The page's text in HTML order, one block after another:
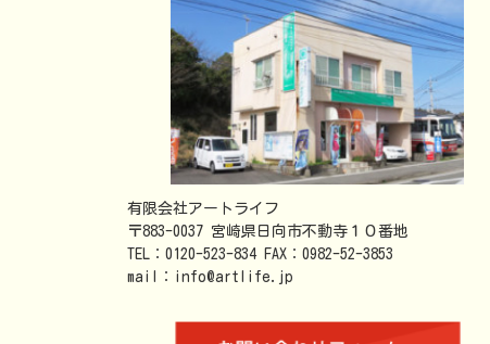
有限会社アートライフ
〒883-0037 宮崎県日向市不動寺１０番地
TEL：0120-523-834 FAX：0982-52-3853
mail：info@artlife.jp